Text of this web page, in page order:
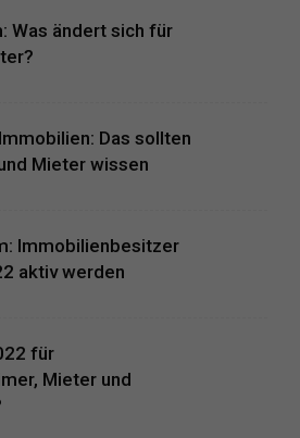
Was ändert sich für
Das sollten
Mieter wissen
Immobilienbesitzer
aktiv werden
für
Mieter und